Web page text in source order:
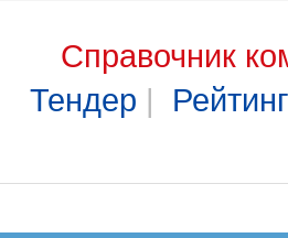
Справочник
Тендер |